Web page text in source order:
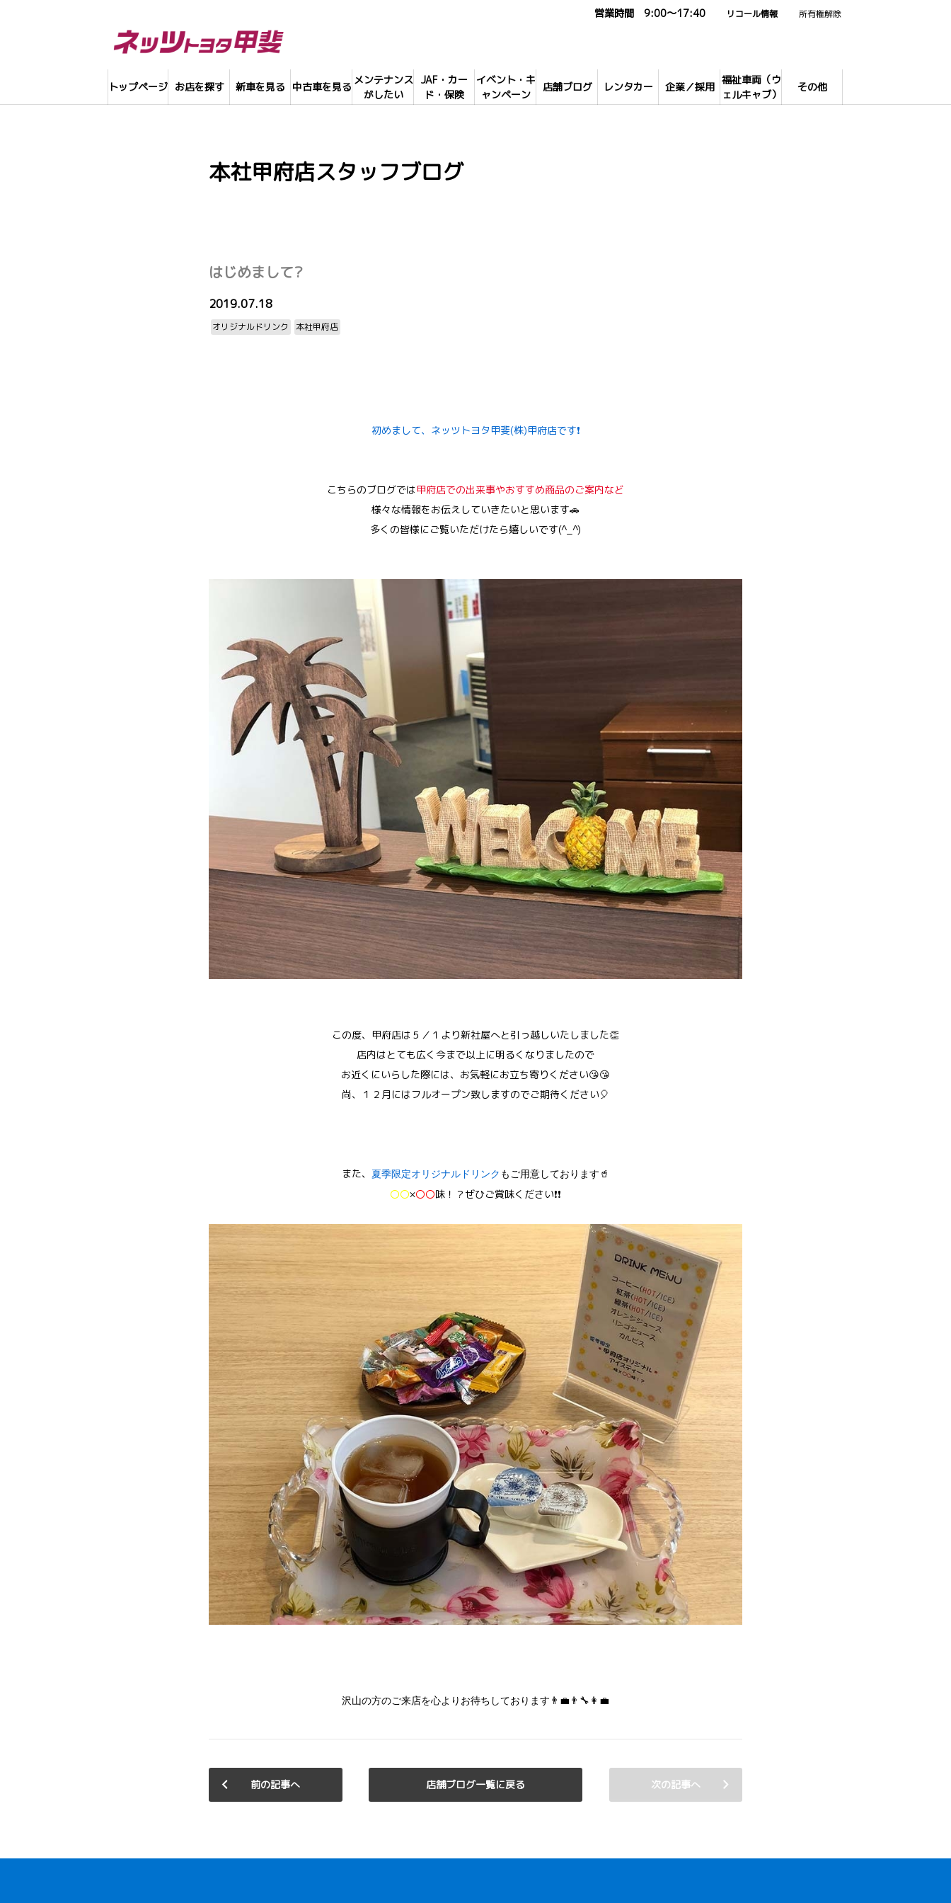
トップページ お店を探す 新車を見る 中古車を見る
メンテナンス
がしたい
JAF・カー
ド・保険
イベント・キ
ャンペーン
店舗ブログ レンタカー 企業／採用
福祉車両（ウ
ェルキャブ）
その他
営業時間 9:00～17:40 リコール情報 所有権解除
本社甲府店スタッフブログ
はじめまして?
2019.07.18
オリジナルドリンク 本社甲府店
初めまして、ネッツトヨタ甲斐(株)甲府店です❗
こちらのブログでは甲府店での出来事やおすすめ商品のご案内など
様々な情報をお伝えしていきたいと思います🚗
多くの皆様にご覧いただけたら嬉しいです(^_^)
この度、甲府店は５／１より新社屋へと引っ越しいたしました👏
店内はとても広く今まで以上に明るくなりましたので
お近くにいらした際には、お気軽にお立ち寄りください😘😘
尚、１２月にはフルオープン致しますのでご期待ください🎈
また、 夏季限定オリジナルドリンク もご用意しております🥤
〇〇×〇〇味！？ぜひご賞味ください❗❗
沢山の方のご来店を心よりお待ちしております👨‍💼👨‍🔧👩‍💼
前の記事へ 店舗ブログ一覧に戻る 次の記事へ